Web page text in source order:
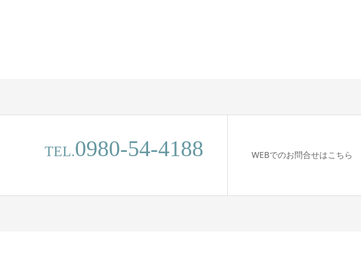
TEL.0980-54-4188 WEBでのお問合せはこちら